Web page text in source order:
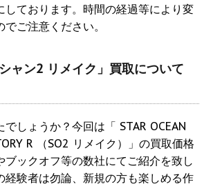
しております。時間の経過等により変
ご注意ください。
ャン2 リメイク」買取について
しょうか？今回は「 STAR OCEAN
R （SO2 リメイク）」の買取価格
ブックオフ等の数社にてご紹介を致し
経験者は勿論、新規の方も楽しめる作